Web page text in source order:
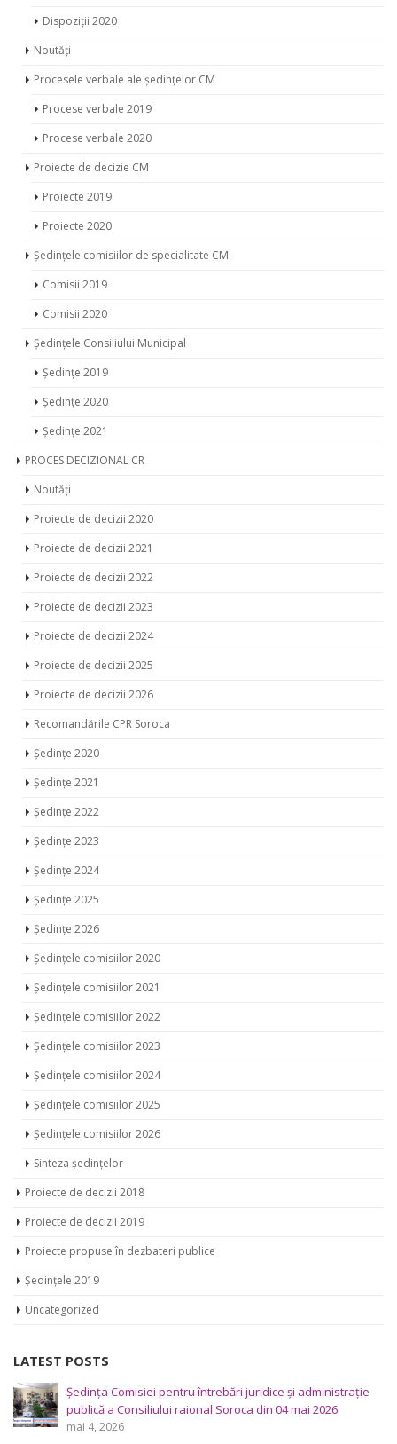
Dispoziții 2020
Noutăți
Procesele verbale ale ședințelor CM
Procese verbale 2019
Procese verbale 2020
Proiecte de decizie CM
Proiecte 2019
Proiecte 2020
Ședințele comisiilor de specialitate CM
Comisii 2019
Comisii 2020
Ședințele Consiliului Municipal
Ședințe 2019
Ședințe 2020
Ședințe 2021
PROCES DECIZIONAL CR
Noutăți
Proiecte de decizii 2020
Proiecte de decizii 2021
Proiecte de decizii 2022
Proiecte de decizii 2023
Proiecte de decizii 2024
Proiecte de decizii 2025
Proiecte de decizii 2026
Recomandările CPR Soroca
Ședințe 2020
Ședințe 2021
Ședințe 2022
Ședințe 2023
Ședințe 2024
Ședințe 2025
Ședințe 2026
Ședințele comisiilor 2020
Ședințele comisiilor 2021
Ședințele comisiilor 2022
Ședințele comisiilor 2023
Ședințele comisiilor 2024
Ședințele comisiilor 2025
Ședințele comisiilor 2026
Sinteza ședințelor
Proiecte de decizii 2018
Proiecte de decizii 2019
Proiecte propuse în dezbateri publice
Ședințele 2019
Uncategorized
LATEST POSTS
Ședința Comisiei pentru întrebări juridice şi administraţie
publică a Consiliului raional Soroca din 04 mai 2026
mai 4, 2026